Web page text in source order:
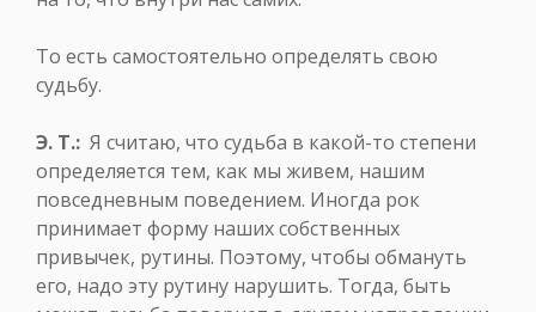
То есть самостоятельно определять свою
судьбу.
Э. Т.: Я считаю, что судьба в какой-то степени
определяется тем, как мы живем, нашим
повседневным поведением. Иногда рок
принимает форму наших собственных
привычек, рутины. Поэтому, чтобы обмануть
его, надо эту рутину нарушить. Тогда, быть